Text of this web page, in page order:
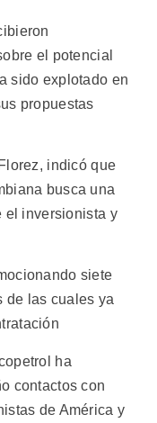
el potencial
sido explotado en
propuestas
indicó que
busca una
el inversionista y
siete
de las cuales ya
ha
contactos con
de América y